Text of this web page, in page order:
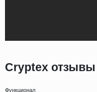
Cryptex отзывы
Функционал